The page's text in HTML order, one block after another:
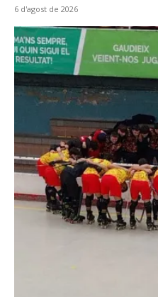
6 d'agost de 2026